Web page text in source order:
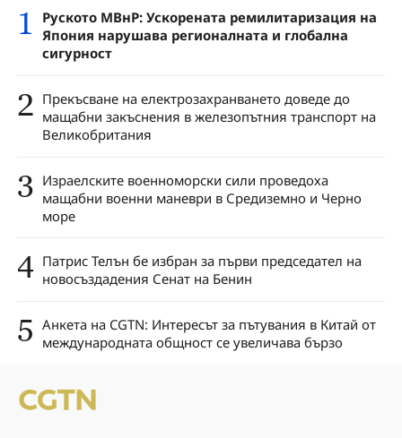
1
Руското МВнР: Ускорената ремилитаризация на
Япония нарушава регионалната и глобална
сигурност
2 Прекъсване на електрозахранването доведе до
мащабни закъснения в железопътния транспорт на
Великобритания
3 Израелските военноморски сили проведоха
мащабни военни маневри в Средиземно и Черно
море
4 Патрис Телън бе избран за първи председател на
новосъздадения Сенат на Бенин
5 Анкета на CGTN: Интересът за пътувания в Китай от
международната общност се увеличава бързо